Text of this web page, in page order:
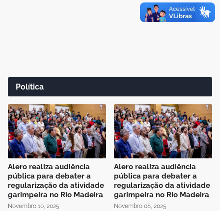
Política
Alero realiza audiência
pública para debater a
regularização da atividade
garimpeira no Rio Madeira
Novembro 10, 2025
Alero realiza audiência
pública para debater a
regularização da atividade
garimpeira no Rio Madeira
Novembro 08, 2025